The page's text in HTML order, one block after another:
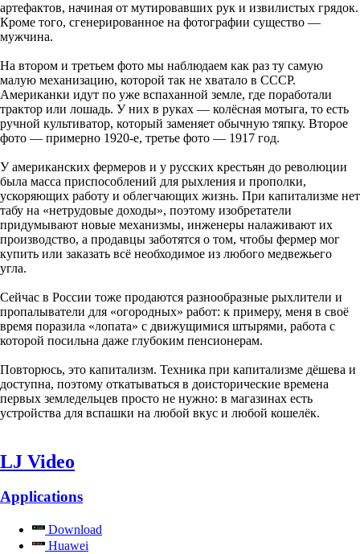
артефактов, начиная от мутировавших рук и извилистых грядок.
Кроме того, сгенерированное на фотографии существо —
мужчина.
На втором и третьем фото мы наблюдаем как раз ту самую
малую механизацию, которой так не хватало в СССР.
Американки идут по уже вспаханной земле, где поработали
трактор или лошадь. У них в руках — колёсная мотыга, то есть
ручной культиватор, который заменяет обычную тяпку. Второе
фото — примерно 1920-е, третье фото — 1917 год.
У американских фермеров и у русских крестьян до революции
была масса приспособлений для рыхления и прополки,
ускоряющих работу и облегчающих жизнь. При капитализме нет
табу на «нетрудовые доходы», поэтому изобретатели
придумывают новые механизмы, инженеры налаживают их
производство, а продавцы заботятся о том, чтобы фермер мог
купить или заказать всё необходимое из любого медвежьего
угла.
Сейчас в России тоже продаются разнообразные рыхлители и
пропалыватели для «огородных» работ: к примеру, меня в своё
время поразила «лопата» с движущимися штырями, работа с
которой посильна даже глубоким пенсионерам.
Повторюсь, это капитализм. Техника при капитализме дёшева и
доступна, поэтому откатываться в доисторические времена
первых земледельцев просто не нужно: в магазинах есть
устройства для вспашки на любой вкус и любой кошелёк.
LJ Video
Applications
Download
Huawei